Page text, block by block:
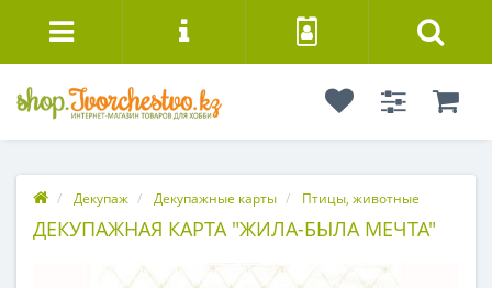
Декупаж Декупажные карты Птицы, животные
ДЕКУПАЖНАЯ КАРТА "ЖИЛА-БЫЛА МЕЧТА"